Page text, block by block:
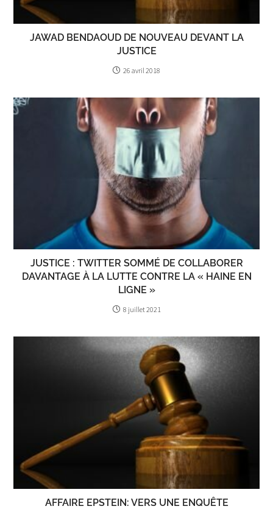
JAWAD BENDAOUD DE NOUVEAU DEVANT LA
JUSTICE
26 avril 2018
JUSTICE : TWITTER SOMMÉ DE COLLABORER
DAVANTAGE À LA LUTTE CONTRE LA « HAINE EN
LIGNE »
8 juillet 2021
AFFAIRE EPSTEIN: VERS UNE ENQUÊTE